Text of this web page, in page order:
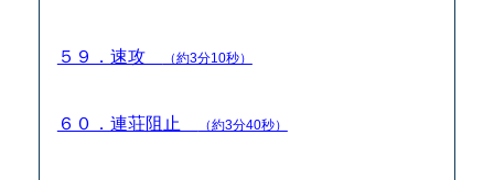
５９．速攻 （約3分10秒）
６０．連荘阻止 （約3分40秒）